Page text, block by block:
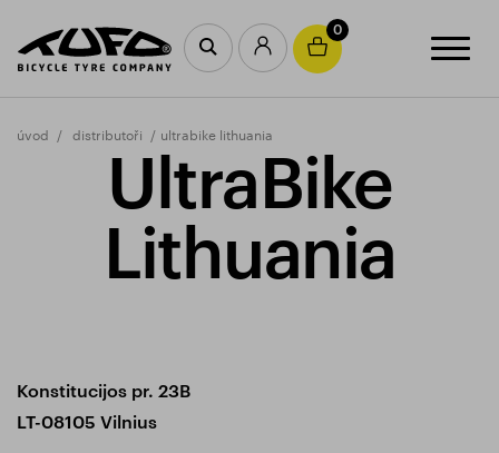
0
úvod distributoři ultrabike lithuania
UltraBike
Lithuania
Konstitucijos pr. 23B
LT-08105 Vilnius